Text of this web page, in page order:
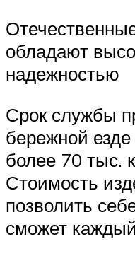
обладают
надежностью
Срок службы
бережной
более 70 тыс.
Стоимость
позволить
сможет